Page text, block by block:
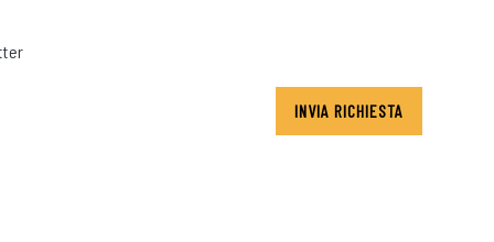
INVIA RICHIESTA